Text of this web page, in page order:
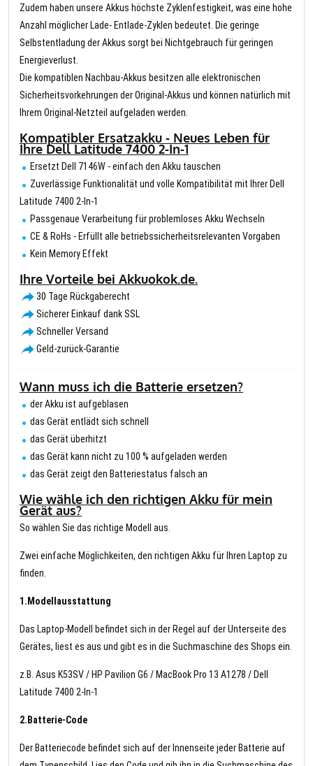
Zudem haben unsere Akkus höchste Zyklenfestigkeit, was eine hohe
Anzahl möglicher Lade- Entlade-Zyklen bedeutet. Die geringe
Selbstentladung der Akkus sorgt bei Nichtgebrauch für geringen
Energieverlust.
Die kompatiblen Nachbau-Akkus besitzen alle elektronischen
Sicherheitsvorkehrungen der Original-Akkus und können natürlich mit
Ihrem Original-Netzteil aufgeladen werden.
Kompatibler Ersatzakku - Neues Leben für
Ihre Dell Latitude 7400 2-In-1
Ersetzt Dell 7146W - einfach den Akku tauschen
Zuverlässige Funktionalität und volle Kompatibilität mit Ihrer Dell
Latitude 7400 2-In-1
Passgenaue Verarbeitung für problemloses Akku Wechseln
CE & RoHs - Erfüllt alle betriebssicherheitsrelevanten Vorgaben
Kein Memory Effekt
Ihre Vorteile bei Akkuokok.de.
30 Tage Rückgaberecht
Sicherer Einkauf dank SSL
Schneller Versand
Geld-zurück-Garantie
Wann muss ich die Batterie ersetzen?
der Akku ist aufgeblasen
das Gerät entlädt sich schnell
das Gerät überhitzt
das Gerät kann nicht zu 100 % aufgeladen werden
das Gerät zeigt den Batteriestatus falsch an
Wie wähle ich den richtigen Akku für mein
Gerät aus?
So wählen Sie das richtige Modell aus.
Zwei einfache Möglichkeiten, den richtigen Akku für Ihren Laptop zu
finden.
1.Modellausstattung
Das Laptop-Modell befindet sich in der Regel auf der Unterseite des
Gerätes, liest es aus und gibt es in die Suchmaschine des Shops ein.
z.B. Asus K53SV / HP Pavilion G6 / MacBook Pro 13 A1278 / Dell
Latitude 7400 2-In-1
2.Batterie-Code
Der Batteriecode befindet sich auf der Innenseite jeder Batterie auf